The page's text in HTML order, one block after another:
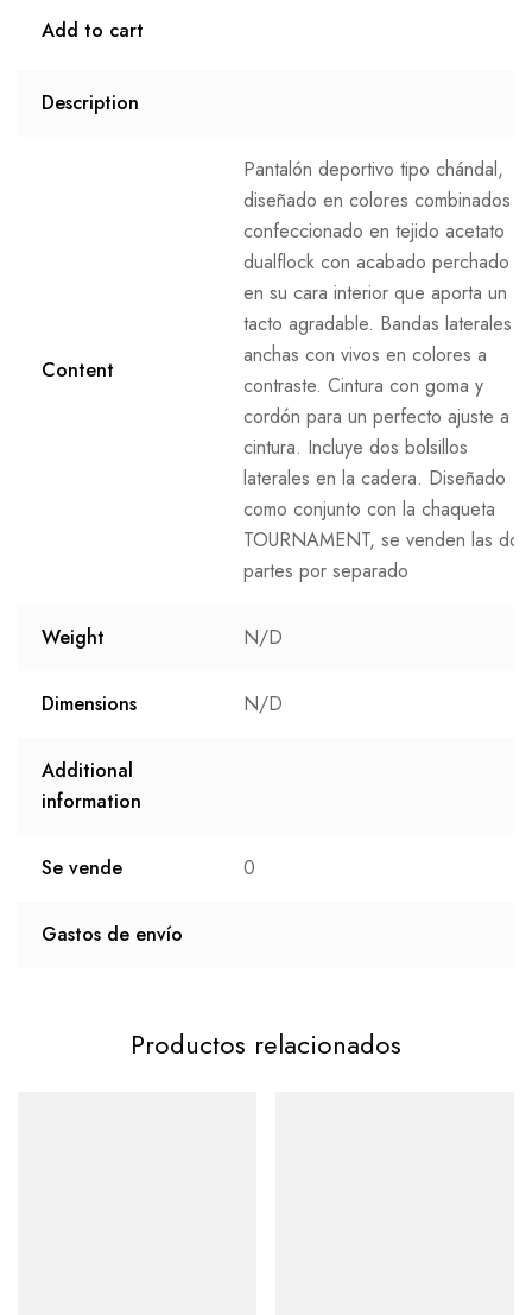
Add to cart
Description
Content
Pantalón deportivo tipo chándal,
diseñado en colores combinados y
confeccionado en tejido acetato
dualflock con acabado perchado
en su cara interior que aporta un
tacto agradable. Bandas laterales
anchas con vivos en colores a
contraste. Cintura con goma y
cordón para un perfecto ajuste a la
cintura. Incluye dos bolsillos
laterales en la cadera. Diseñado
como conjunto con la chaqueta
TOURNAMENT, se venden las dos
partes por separado
Weight N/D
Dimensions N/D
Additional
information
Se vende 0
Gastos de envío
Productos relacionados